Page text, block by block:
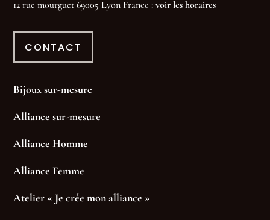
12 rue mourguet 69005 Lyon France :voir les horaires
CONTACT
Bijoux sur-mesure
Alliance sur-mesure
Alliance Homme
Alliance Femme
Atelier « Je crée mon alliance »